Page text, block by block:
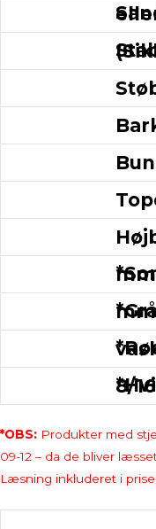
*Sorte granitkærver 11/16 mm
*Grå granitskærver 11/16 mm
*Hvide
*OBS: Produkter med
09-12 – da de bliver
Læsning inkluderet i